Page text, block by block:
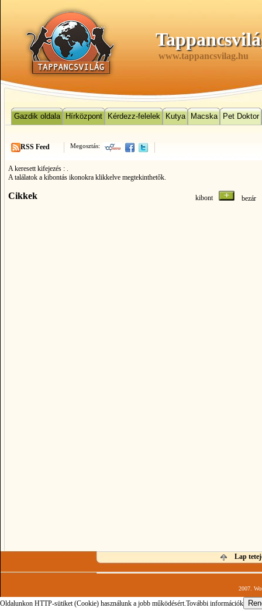
www.tappancsvilag.hu
Gazdik oldala Hírközpont Kérdezz-felelek Kutya Macska Pet Doktor
Megosztás:
RSS Feed
A keresett kifejezés : .
A találatok a kibontás ikonokra klikkelve megtekinthetők.
Cikkek kibont
Lap
2007.
Oldalunkon HTTP-sütiket (Cookie) használunk a jobb működésért.További információk